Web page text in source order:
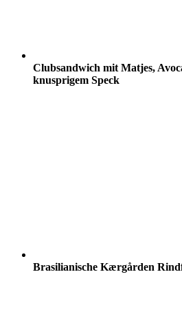
Clubsandwich mit Matjes,
knusprigem Speck
Brasilianische Kærgården